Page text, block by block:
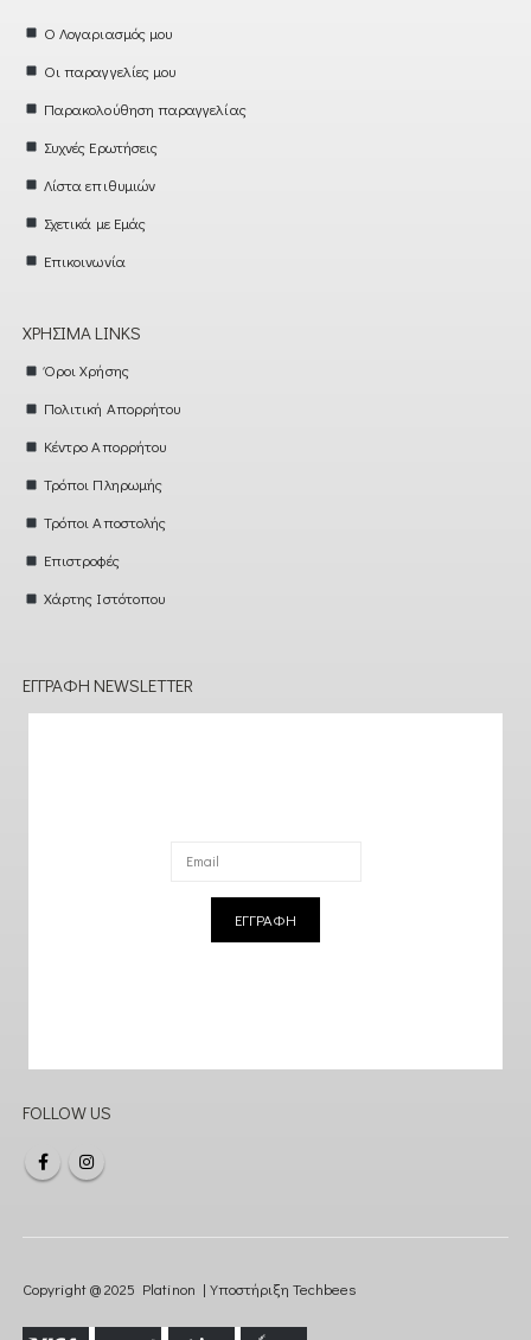
Ο Λογαριασμός μου
Οι παραγγελίες μου
Παρακολούθηση παραγγελίας
Συχνές Ερωτήσεις
Λίστα επιθυμιών
Σχετικά με Εμάς
Επικοινωνία
ΧΡΉΣΙΜΑ LINKS
Όροι Χρήσης
Πολιτική Απορρήτου
Κέντρο Απορρήτου
Τρόποι Πληρωμής
Τρόποι Αποστολής
Επιστροφές
Χάρτης Ιστότοπου
ΕΓΓΡΑΦΉ NEWSLETTER
ΕΓΓΡΑΦΗ
FOLLOW US
Copyright @ 2025 Platinon | Υποστήριξη Techbees